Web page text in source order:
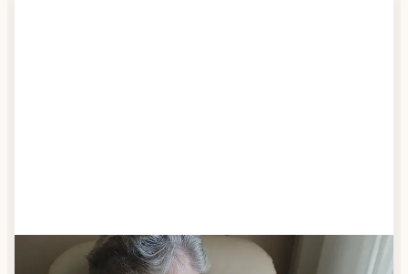
Schritt 3